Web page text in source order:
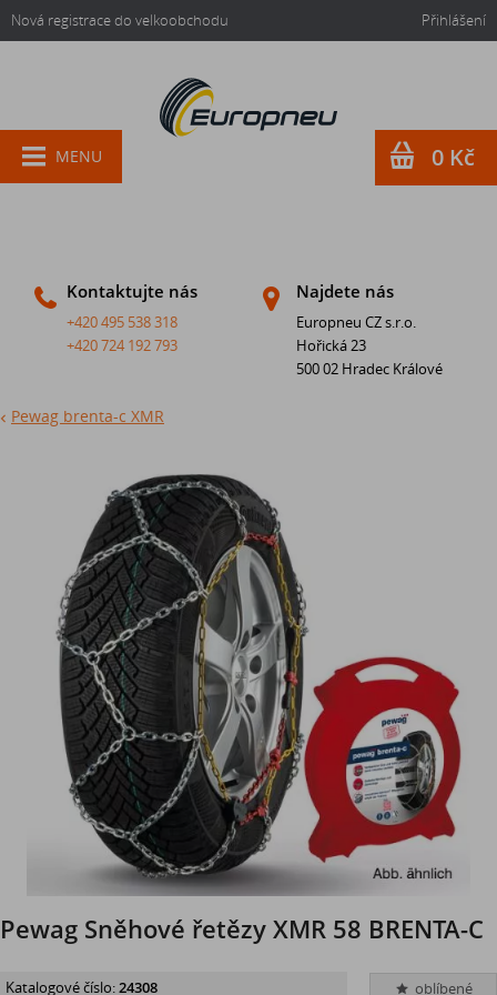
Nová registrace do velkoobchodu Přihlášení
Kontaktujte nás
+420 495 538 318
+420 724 192 793
Najdete nás
Europneu CZ s.r.o.
Hořická 23
500 02 Hradec Králové
MENU 0 Kč
Pewag brenta-c XMR
Pewag Sněhové řetězy XMR 58 BRENTA-C
oblíbené
Katalogové číslo:24308